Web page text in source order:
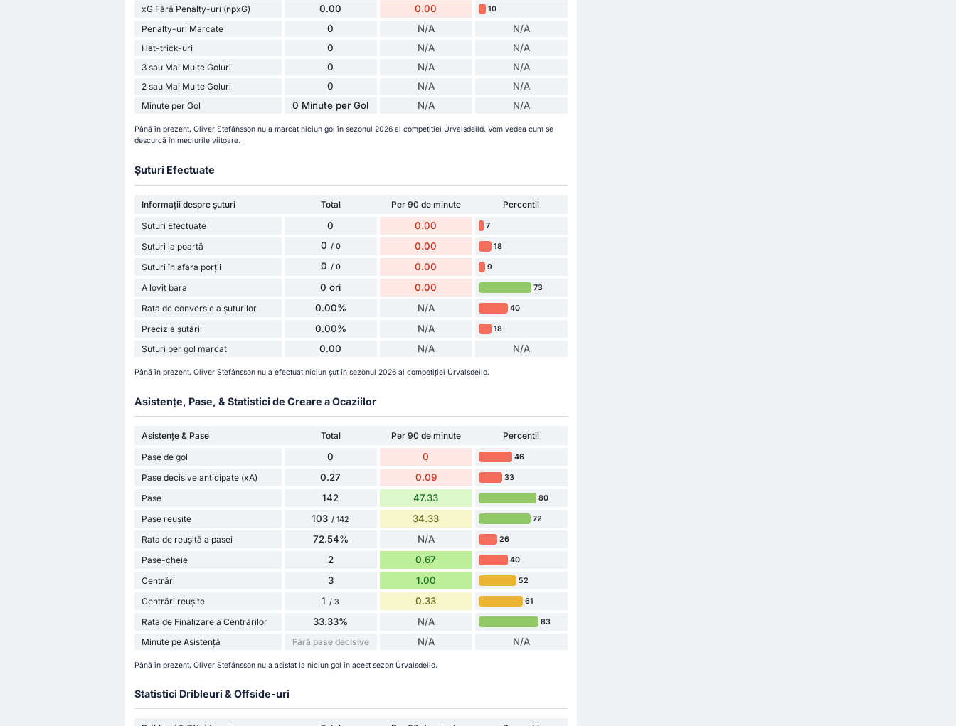
xG Fără Penalty-uri (npxG) 0.00 0.00 10
Penalty-uri Marcate 0 N/A N/A
Hat-trick-uri 0 N/A N/A
3 sau Mai Multe Goluri 0 N/A N/A
2 sau Mai Multe Goluri 0 N/A N/A
Minute per Gol 0 Minute per Gol N/A N/A
Până în prezent, Oliver Stefánsson nu a marcat niciun gol în sezonul 2026 al competiției Úrvalsdeild. Vom vedea cum se
descurcă în meciurile viitoare.
Șuturi Efectuate
Informații despre șuturi Total Per 90 de minute
Percentil
Șuturi Efectuate
0 0.00 7
Șuturi la poartă 0 / 0 0.00 18
Șuturi în afara porții 0 / 0 0.00 9
A lovit bara 0 ori 0.00 73
Rata de conversie a șuturilor 0.00% N/A 40
Precizia șutării 0.00% N/A 18
Șuturi per gol marcat 0.00 N/A N/A
Până în prezent, Oliver Stefánsson nu a efectuat niciun șut în sezonul 2026 al competiției Úrvalsdeild.
Asistențe, Pase, & Statistici de Creare a Ocaziilor
Asistențe & Pase Total Per 90 de minute
Percentil
Pase de gol
0 0 46
Pase decisive anticipate (xA) 0.27 0.09 33
Pase 142 47.33 80
Pase reușite 103 / 142 34.33 72
Rata de reușită a pasei 72.54% N/A 26
Pase-cheie 2 0.67 40
Centrări 3 1.00 52
Centrări reușite 1 / 3 0.33 61
Rata de Finalizare a Centrărilor 33.33% N/A 83
Minute pe Asistență Fără pase decisive N/A N/A
Până în prezent, Oliver Stefánsson nu a asistat la niciun gol în acest sezon Úrvalsdeild.
Statistici Dribleuri & Offside-uri